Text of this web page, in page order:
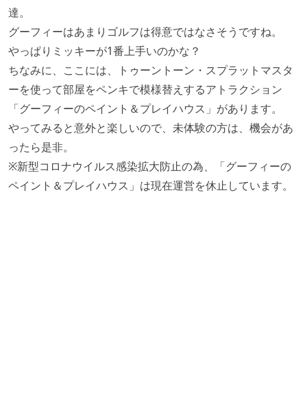
達。
グーフィーはあまりゴルフは得意ではなさそうですね。
やっぱりミッキーが1番上手いのかな？
ちなみに、ここには、トゥーントーン・スプラットマスタ
ーを使って部屋をペンキで模様替えするアトラクション
「グーフィーのペイント＆プレイハウス」があります。
やってみると意外と楽しいので、未体験の方は、機会があ
ったら是非。
※新型コロナウイルス感染拡大防止の為、「グーフィーの
ペイント＆プレイハウス」は現在運営を休止しています。